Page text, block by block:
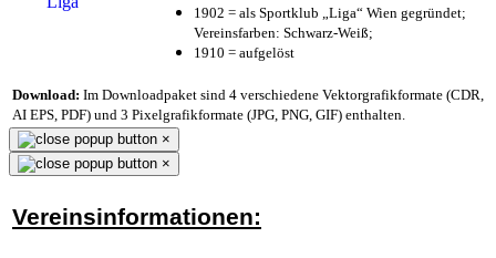
1902 = als Sportklub „Liga“ Wien gegründet;
Vereinsfarben: Schwarz-Weiß;
1910 = aufgelöst
Download: Im Downloadpaket sind 4 verschiedene Vektorgrafikformate (CDR,
AI EPS, PDF) und 3 Pixelgrafikformate (JPG, PNG, GIF) enthalten.
×
×
Vereinsinformationen: